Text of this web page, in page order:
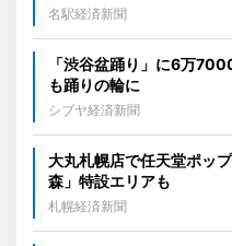
名駅経済新聞
「渋谷盆踊り」に6万
も踊りの輪に
シブヤ経済新聞
大丸札幌店で任天堂ポッ
森」特設エリアも
札幌経済新聞